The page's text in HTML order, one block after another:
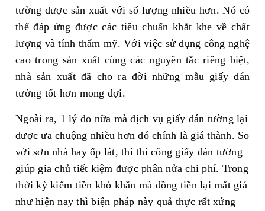
tường được sản xuất với số lượng nhiều hơn. Nó có
thể đáp ứng được các tiêu chuẩn khắt khe về chất
lượng và tính thẩm mỹ. Với việc sử dụng công nghệ
cao trong sản xuất cùng các nguyên tắc riêng biệt,
nhà sản xuất đã cho ra đời những mẫu giấy dán
tường tốt hơn mong đợi.
Ngoài ra, 1 lý do nữa mà dịch vụ giấy dán tường lại
được ưa chuộng nhiều hơn đó chính là giá thành. So
với sơn nhà hay ốp lát, thì thi công giấy dán tường
giúp gia chủ tiết kiệm được phân nửa chi phí. Trong
thời kỳ kiếm tiền khó khăn mà đồng tiền lại mất giá
như hiện nay thì biện pháp này quả thực rất xứng